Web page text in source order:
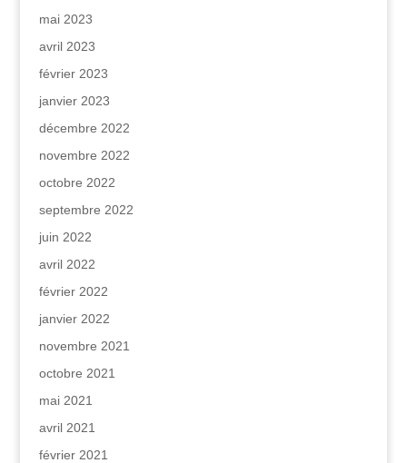
mai 2023
avril 2023
février 2023
janvier 2023
décembre 2022
novembre 2022
octobre 2022
septembre 2022
juin 2022
avril 2022
février 2022
janvier 2022
novembre 2021
octobre 2021
mai 2021
avril 2021
février 2021